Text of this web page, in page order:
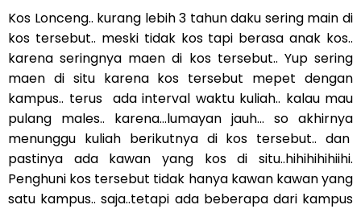
Kos Lonceng.. kurang lebih 3 tahun daku sering main di
kos tersebut.. meski tidak kos tapi berasa anak kos..
karena seringnya maen di kos tersebut.. Yup sering
maen di situ karena kos tersebut mepet dengan
kampus.. terus ada interval waktu kuliah.. kalau mau
pulang males.. karena...lumayan jauh... so akhirnya
menunggu kuliah berikutnya di kos tersebut.. dan
pastinya ada kawan yang kos di situ..hihihihihiihi.
Penghuni kos tersebut tidak hanya kawan kawan yang
satu kampus.. saja..tetapi ada beberapa dari kampus